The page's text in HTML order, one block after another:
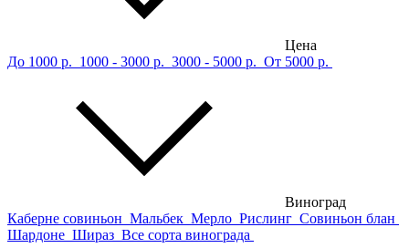
Цена
До 1000 р. 1000 - 3000 р. 3000 - 5000 р. От 5000 р.
Виноград
Каберне совиньон Мальбек Мерло Рислинг Совиньон блан
Шардоне Шираз Все сорта винограда